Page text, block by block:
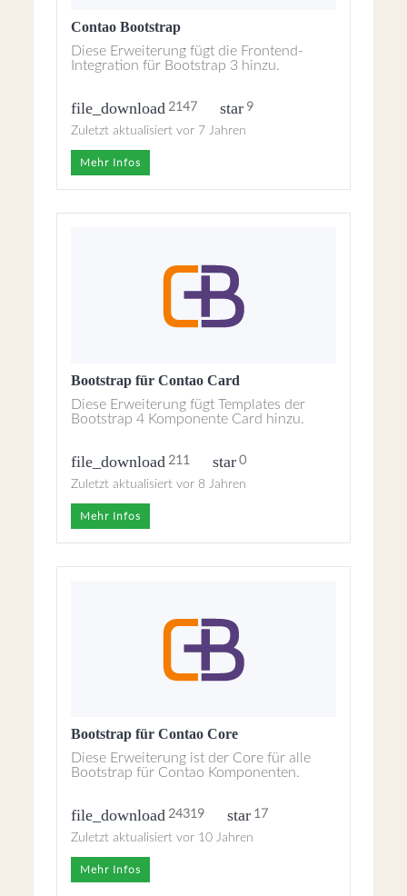
Contao Bootstrap
Diese Erweiterung fügt die Frontend-
Integration für Bootstrap 3 hinzu.
file_download 2147 star 9
Zuletzt aktualisiert vor 7 Jahren
Mehr Infos
Bootstrap für Contao Card
Diese Erweiterung fügt Templates der
Bootstrap 4 Komponente Card hinzu.
file_download 211 star 0
Zuletzt aktualisiert vor 8 Jahren
Mehr Infos
Bootstrap für Contao Core
Diese Erweiterung ist der Core für alle
Bootstrap für Contao Komponenten.
file_download 24319 star 17
Zuletzt aktualisiert vor 10 Jahren
Mehr Infos